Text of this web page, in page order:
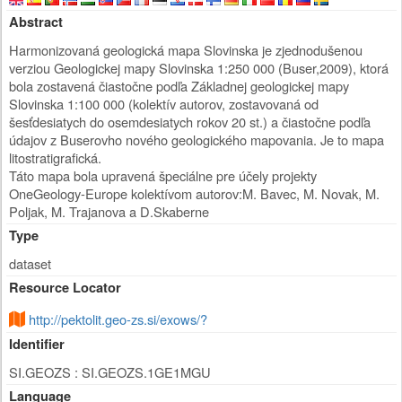
Abstract
Harmonizovaná geologická mapa Slovinska je zjednodušenou
verziou Geologickej mapy Slovinska 1:250 000 (Buser,2009), ktorá
bola zostavená čiastočne podľa Základnej geologickej mapy
Slovinska 1:100 000 (kolektív autorov, zostavovaná od
šesťdesiatych do osemdesiatych rokov 20 st.) a čiastočne podľa
údajov z Buserovho nového geologického mapovania. Je to mapa
litostratigrafická.
Táto mapa bola upravená špeciálne pre účely projekty
OneGeology-Europe kolektívom autorov:M. Bavec, M. Novak, M.
Poljak, M. Trajanova a D.Skaberne
Type
dataset
Resource Locator
http://pektolit.geo-zs.si/exows/?
Identifier
SI.GEOZS : SI.GEOZS.1GE1MGU
Language